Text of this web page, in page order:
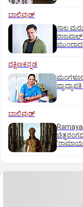
ಬಾಲಿವುಡ್‌
ಸಾಲ
ಮುಂದಾದ
ದಕ್ಷಿಣಕನ್ನಡ
ಬಾಲಿವುಡ್‌